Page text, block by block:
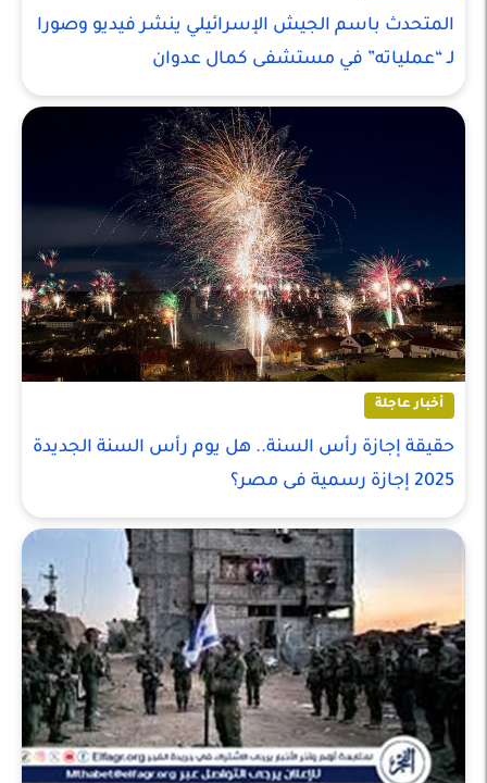
المتحدث باسم الجيش الإسرائيلي ينشر فيديو وصورا
لـ “عملياته” في مستشفى كمال عدوان
أخبار عاجلة
حقيقة إجازة رأس السنة.. هل يوم رأس السنة الجديدة
2025 إجازة رسمية فى مصر؟